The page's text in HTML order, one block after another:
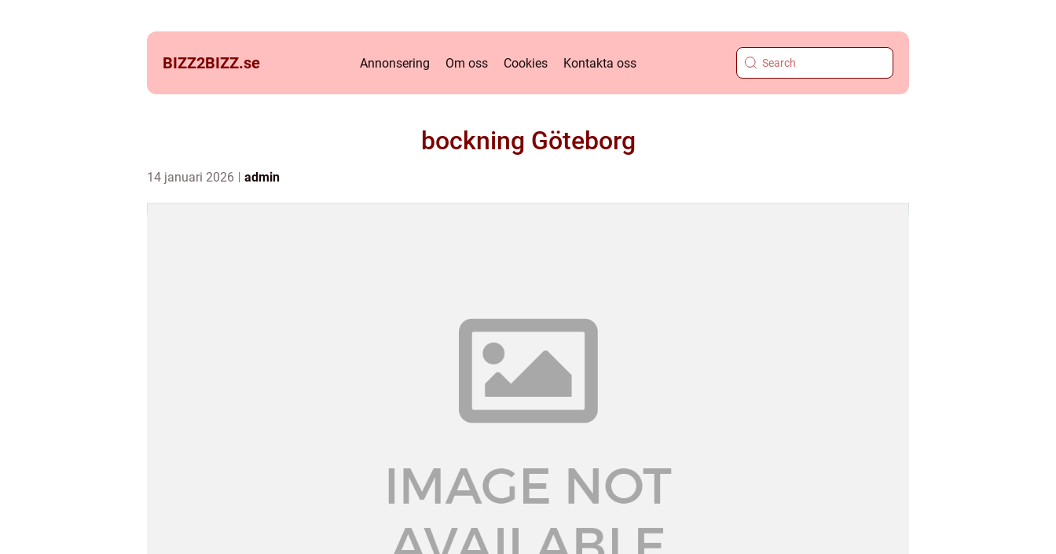
BIZZ2BIZZ.se Annonsering Om oss Cookies Kontakta oss
bockning Göteborg
14 januari 2026 admin